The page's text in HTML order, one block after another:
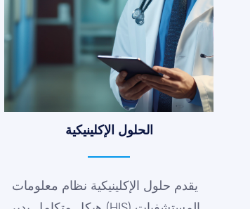
الحلول الإكلينيكية
يقدم حلول الإكلينيكية نظام معلومات